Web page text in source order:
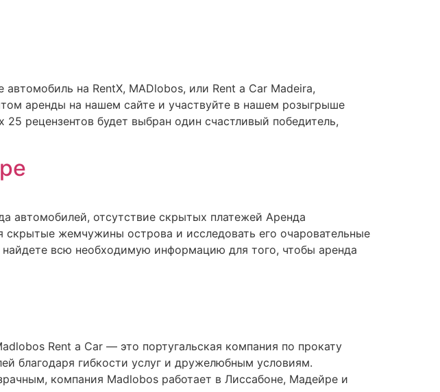
на RentX, MADlobos, или Rent a Car Madeira,
аренды на нашем сайте и участвуйте в нашем розыгрыше
рецензентов будет выбран один счастливый победитель,
автомобилей, отсутствие скрытых платежей Аренда
жемчужины острова и исследовать его очаровательные
всю необходимую информацию для того, чтобы аренда
Rent a Car — это португальская компания по прокату
благодаря гибкости услуг и дружелюбным условиям.
компания Madlobos работает в Лиссабоне, Мадейре и